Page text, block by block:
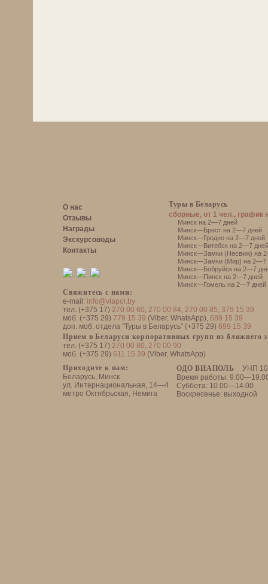
О нас
Отзывы
Награды
Экскурсоводы
Контакты
Свяжитесь с нами:
e-mail: info@viapol.by
тел. (+375 17) 270 00 60, 270 00 84, 270 00 85, 379 15 39
моб. (+375 29) 779 15 39 (Viber, WhatsApp), 689 15 39
доп. моб. отдела "Туры в Беларусь" (+375 29) 699 15 39
Прием в Беларуси корпоративных групп из ближнего
тел. (+375 17) 270 00 80, 270 00 90
моб. (+375 29) 611 15 39 (Viber, WhatsApp)
ОДО ВИАПОЛЬ
УНП
Время работы:
Суббота: 10.00—14.00
Воскресенье: выходной
Приходите к нам:
Беларусь, Минск
ул. Интернациональная, 14—4
метро Октябрьская, Немига
Туры в Беларусь
сборные, от 1 чел., график
Минск на 2—7 дней
Минск—Брест на 2—7 дней
Минск—Гродно на 2—7 дней
Минск—Витебск на 2—7 дней
Минск—Замки (Несвиж) на
Минск—Замки (Мир) на 2—7
Минск—Бобруйск на 2—7
Минск—Пинск на 2—7 дней
Минск—Гомель на 2—7 дней